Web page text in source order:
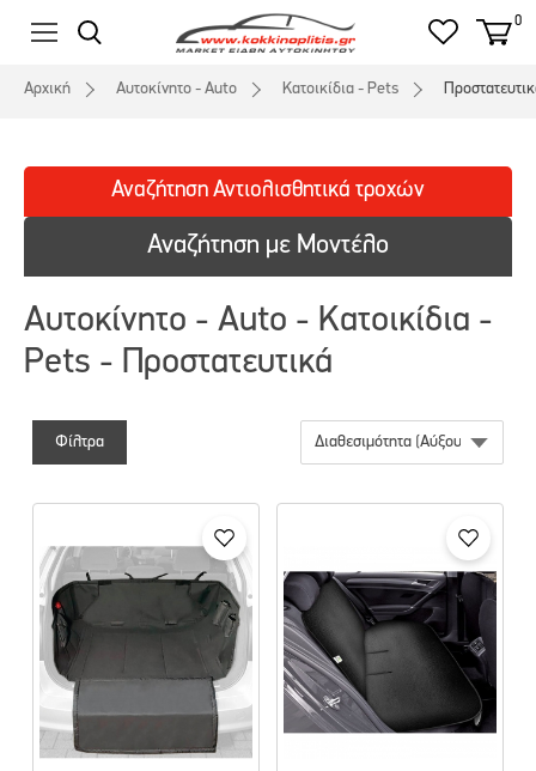
0
Αρχική Αυτοκίνητο - Auto Κατοικίδια - Pets
Αναζήτηση με Μοντέλο
Αναζήτηση Αντιολισθητικά τροχών
Αυτοκίνητο - Auto - Κατοικίδια -
Pets - Προστατευτικά
Φίλτρα